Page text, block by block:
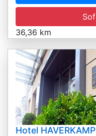
36,36 km
Hotel HAVERKAMP